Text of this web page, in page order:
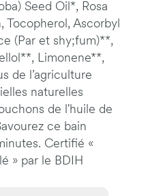
Seed Oil*, Rosa
Tocopherol, Ascorbyl
(Par et shy;fum)**,
Limonene**,
de l’agriculture
naturelles
de l'huile de
ce bain
Certifié «
» par le BDIH